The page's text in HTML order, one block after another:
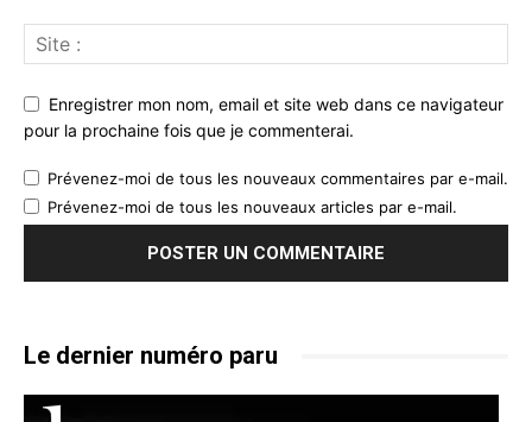
Enregistrer mon nom, email et site web dans ce navigateur
pour la prochaine fois que je commenterai.
Prévenez-moi de tous les nouveaux commentaires par e-mail.
Prévenez-moi de tous les nouveaux articles par e-mail.
Le dernier numéro paru